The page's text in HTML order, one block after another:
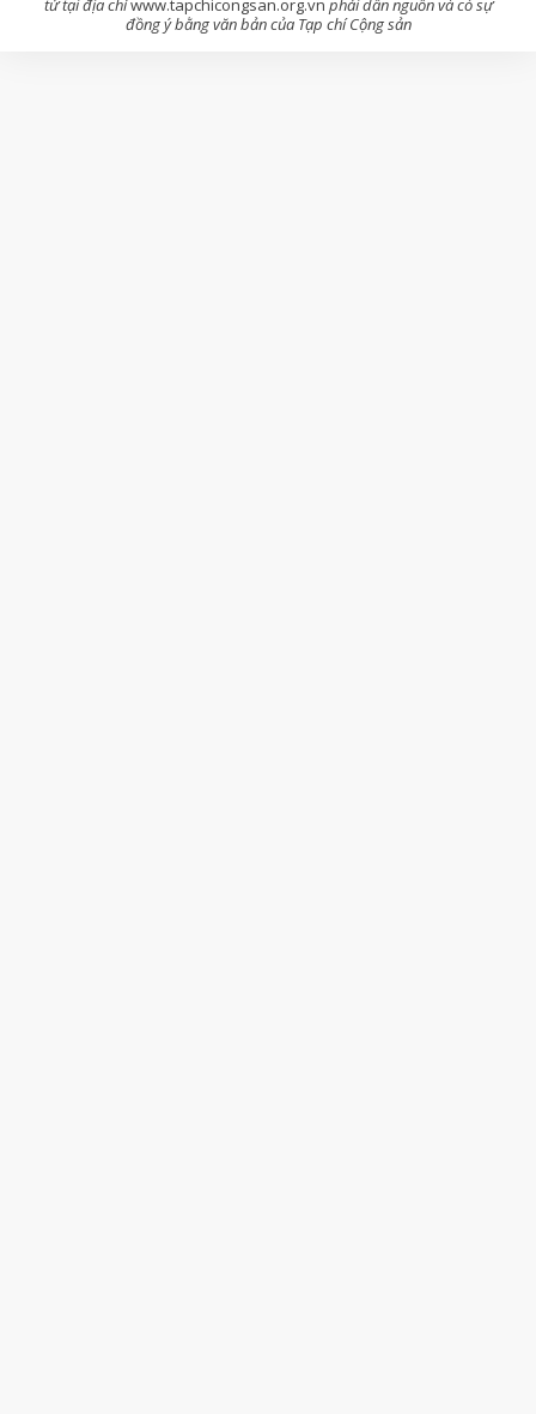
tử tại địa chỉwww.tapchicongsan.org.vn phải dẫn nguồn và có sự
đồng ý bằng văn bản của Tạp chí Cộng sản